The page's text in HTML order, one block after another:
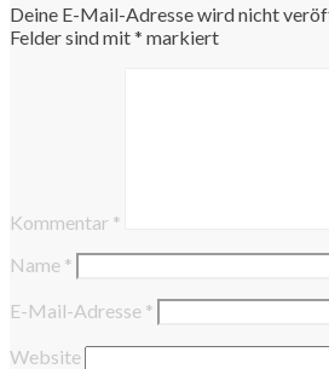
Deine E-Mail-Adresse wird nicht
Felder sind mit* markiert
Kommentar *
Name *
E-Mail-Adresse *
Website